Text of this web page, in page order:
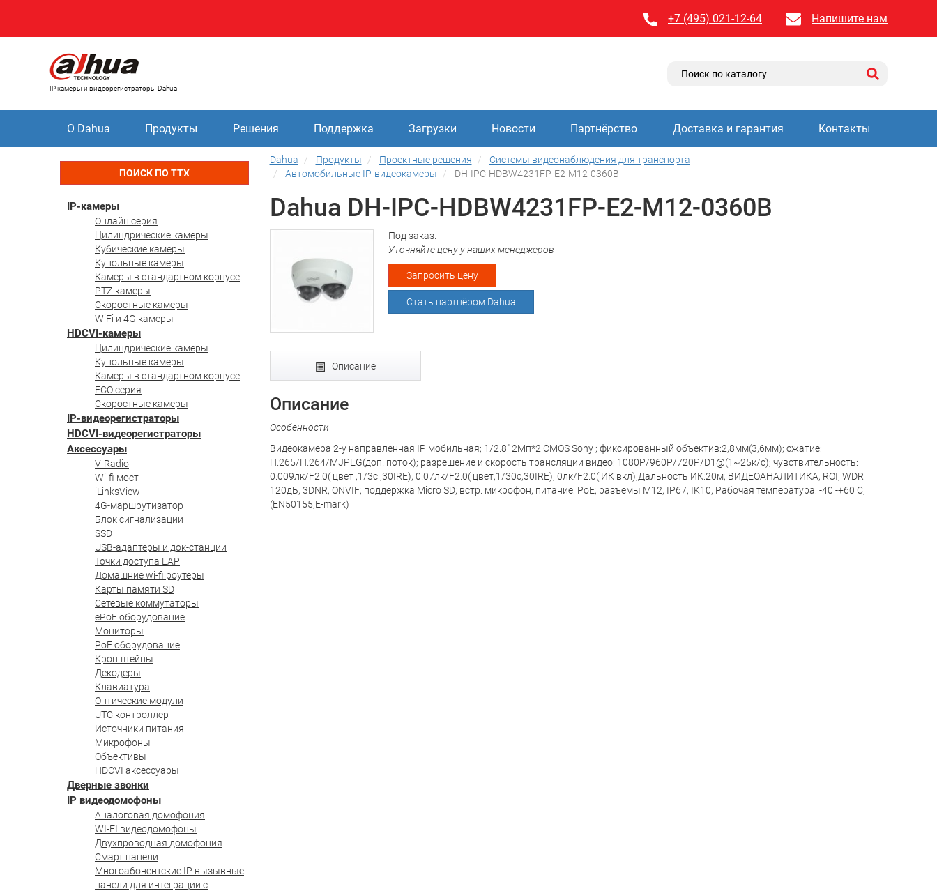
+7 (495) 021-12-64 Напишите нам
IP камеры и видеорегистраторы Dahua
О Dahua Продукты Решения Поддержка Загрузки Новости Партнёрство Доставка и гарантия Контакты
ПОИСК ПО ТТХ
IP-камеры
Онлайн серия
Цилиндрические камеры
Кубические камеры
Купольные камеры
Камеры в стандартном корпусе
PTZ-камеры
Скоростные камеры
WiFi и 4G камеры
HDCVI-камеры
Цилиндрические камеры
Купольные камеры
Камеры в стандартном корпусе
ECO серия
Скоростные камеры
IP-видеорегистраторы
HDCVI-видеорегистраторы
Аксессуары
V-Radio
Wi-fi мост
iLinksView
4G-маршрутизатор
Блок сигнализации
SSD
USB-адаптеры и док-станции
Точки доступа EAP
Домашние wi-fi роутеры
Карты памяти SD
Сетевые коммутаторы
ePoE оборудование
Мониторы
PoE оборудование
Кронштейны
Декодеры
Клавиатура
Оптические модули
UTC контроллер
Источники питания
Микрофоны
Объективы
HDCVI аксессуары
Дверные звонки
IP видеодомофоны
Аналоговая домофония
WI-FI видеодомофоны
Двухпроводная домофония
Смарт панели
Многоабонентские IP вызывные
панели для интеграции с
Dahua Продукты Проектные решения
Системы видеонаблюдения для транспорта
Автомобильные IP-видеокамеры
DH-IPC-HDBW4231FP-E2-M12-0360B
Dahua DH-IPC-HDBW4231FP-E2-M12-0360B
Под заказ.
Уточняйте цену у наших менеджеров
Запросить цену
Стать партнёром Dahua
Описание
Описание
Особенности
Видеокамера 2-у направленная IP мобильная; 1/2.8" 2Mп*2 CMOS Sony ; фиксированный объектив:2,8мм(3,6мм); сжатие:
H.265/H.264/MJPEG(доп. поток); разрешение и скорость трансляции видео: 1080Р/960P/720Р/D1@(1~25к/с); чувствительность:
0.009лк/F2.0( цвет ,1/3с ,30IRE), 0.07лк/F2.0( цвет,1/30с,30IRE), 0лк/F2.0( ИК вкл);Дальность ИК:20м; ВИДЕОАНАЛИТИКА, ROI, WDR
120дБ, 3DNR, ONVIF; поддержка Micro SD; встр. микрофон, питание: PoE; разъемы М12, IP67, IK10, Рабочая температура: -40 -+60 С;
(EN50155,E-mark)